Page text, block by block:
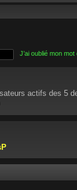
J’ai oublié mon
actifs des 5